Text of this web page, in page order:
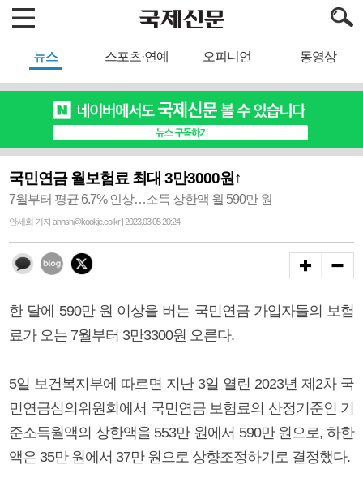
뉴스 스포츠·연예 오피니언 동영상
국민연금 월보험료 최대 3만3000원↑
7월부터 평균 6.7% 인상…소득 상한액 월 590만 원
안세희 기자 ahnsh@kookje.co.kr | 2023.03.05 20:24
한 달에 590만 원 이상을 버는 국민연금 가입자들의 보험
료가 오는 7월부터 3만3300원 오른다.
5일 보건복지부에 따르면 지난 3일 열린 2023년 제2차 국
민연금심의위원회에서 국민연금 보험료의 산정기준인 기
준소득월액의 상한액을 553만 원에서 590만 원으로, 하한
액은 35만 원에서 37만 원으로 상향조정하기로 결정했다.